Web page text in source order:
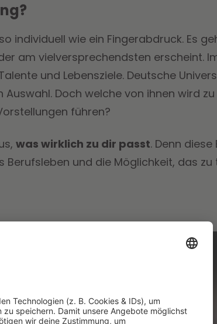
individuell wie ein Fingerabdruck. Es
am vielversprechendsten erscheint.
und Lebensziele. Deutsche
Doch welche von ihnen wird
führen?
was wirklich zu dir passt. Denn
und die Möglichkeit, das zu